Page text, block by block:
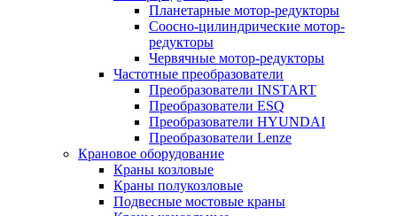
Планетарные мотор-редукторы
Соосно-цилиндрические мотор-
редукторы
Червячные мотор-редукторы
Частотные преобразователи
Преобразователи INSTART
Преобразователи ESQ
Преобразователи HYUNDAI
Преобразователи Lenze
Крановое оборудование
Краны козловые
Краны полукозловые
Подвесные мостовые краны